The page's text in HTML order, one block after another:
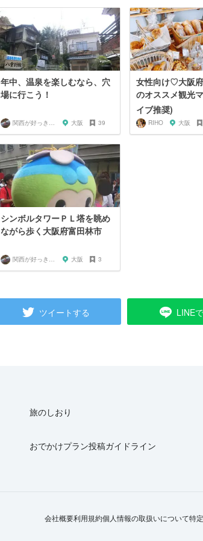
年中、温泉を楽しむなら、穴
場に行こう！
関西が好っきゃねん 大阪 39
女性向け♡大阪
のオススメ観光
イブ推奨)
RIHO 大阪
シンボルタワーＰＬ塔を眺め
ながら歩く大阪府富田林市
関西が好っきゃねん 大阪 3
ツイートする LINE
旅のしおり
おでかけプラン投稿ガイドライン
会社概要利用規約個人情報の取扱いについて特